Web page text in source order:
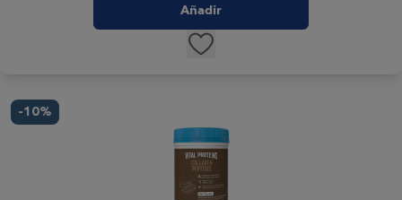
Añadir
-10%